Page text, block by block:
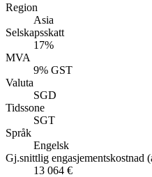
Region
Asia
Selskapsskatt
17%
MVA
9% GST
Valuta
SGD
Tidssone
SGT
Språk
Engelsk
Gj.snittlig engasjementskostnad
13 064 €